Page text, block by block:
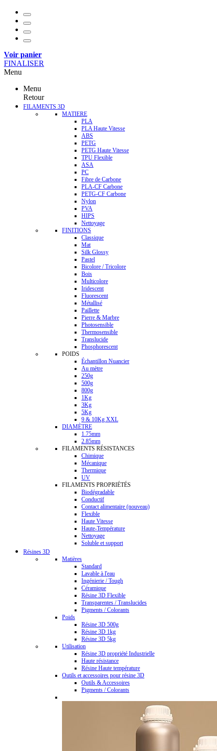
Voir panier
FINALISER
Menu
Menu
Retour
FILAMENTS 3D
MATIERE
PLA
PLA Haute Vitesse
ABS
PETG
PETG Haute Vitesse
TPU Flexible
ASA
PC
Fibre de Carbone
PLA-CF Carbone
PETG-CF Carbone
Nylon
PVA
HIPS
Nettoyage
FINITIONS
Classique
Mat
Silk Glossy
Pastel
Bicolore / Tricolore
Bois
Multicolore
Iridescent
Fluorescent
Métallisé
Paillette
Pierre & Marbre
Photosensible
Thermosensible
Translucide
Phosphorescent
POIDS
Échantillon Nuancier
Au mètre
250g
500g
800g
1Kg
3Kg
5Kg
9 & 10Kg XXL
DIAMÈTRE
1.75mm
2.85mm
FILAMENTS RÉSISTANCES
Chimique
Mécanique
Thermique
UV
FILAMENTS PROPRIÉTÉS
Biodégradable
Conductif
Contact alimentaire (nouveau)
Flexible
Haute Vitesse
Haute-Température
Nettoyage
Soluble et support
Résines 3D
Matières
Standard
Lavable à l'eau
Ingénierie / Tough
Céramique
Résine 3D Flexible
Transparentes / Translucides
Pigments / Colorants
Poids
Résine 3D 500g
Résine 3D 1kg
Résine 3D 5kg
Utilisation
Résine 3D propriété Industrielle
Haute résistance
Résine Haute température
Outils et accessoires pour résine 3D
Outils & Accessoires
Pigments / Colorants